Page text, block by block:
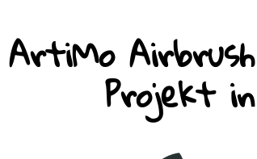
ArtiMo
Projekt